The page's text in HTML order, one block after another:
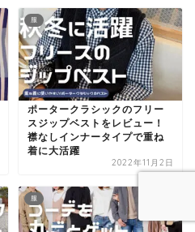
服
ポータークラシックのフリー
スジップベストをレビュー！
襟なしインナータイプで重ね
着に大活躍
2022年11月2日
服